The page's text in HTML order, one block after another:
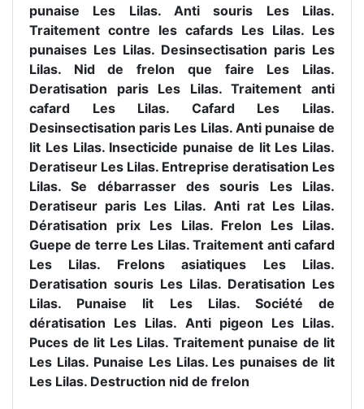
punaise Les Lilas. Anti souris Les Lilas.
Traitement contre les cafards Les Lilas. Les
punaises Les Lilas. Desinsectisation paris Les
Lilas. Nid de frelon que faire Les Lilas.
Deratisation paris Les Lilas. Traitement anti
cafard Les Lilas. Cafard Les Lilas.
Desinsectisation paris Les Lilas. Anti punaise de
lit Les Lilas. Insecticide punaise de lit Les Lilas.
Deratiseur Les Lilas. Entreprise deratisation Les
Lilas. Se débarrasser des souris Les Lilas.
Deratiseur paris Les Lilas. Anti rat Les Lilas.
Dératisation prix Les Lilas. Frelon Les Lilas.
Guepe de terre Les Lilas. Traitement anti cafard
Les Lilas. Frelons asiatiques Les Lilas.
Deratisation souris Les Lilas. Deratisation Les
Lilas. Punaise lit Les Lilas. Société de
dératisation Les Lilas. Anti pigeon Les Lilas.
Puces de lit Les Lilas. Traitement punaise de lit
Les Lilas. Punaise Les Lilas. Les punaises de lit
Les Lilas. Destruction nid de frelon